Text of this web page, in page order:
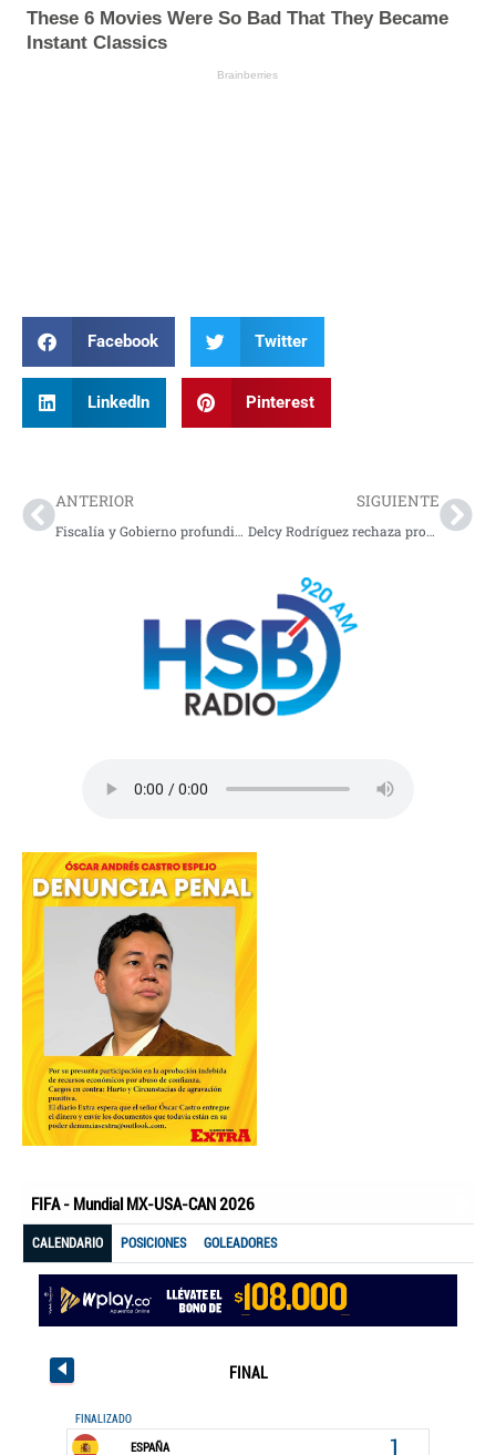
Facebook Twitter
LinkedIn Pinterest
ANTERIOR
Fiscalía y Gobierno profundizan diferencias por órdenes de captura en diálogo con el Clan del Golfo
SIGUIENTE
Delcy Rodríguez rechaza propuesta de Trump sobre convertir a Venezuela en el “estado 51” de EE.UU.